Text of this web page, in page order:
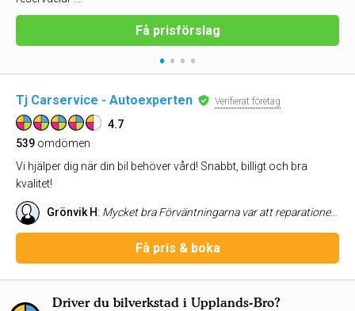
Få prisförslag
• • • •
Tj Carservice - Autoexperten Verifierat företag
4.7
539 omdömen
Vi hjälper dig när din bil behöver vård! Snabbt, billigt och bra
kvalitet!
Grönvik H: Mycket bra Förväntningarna var att reparationen blev bra Lagade min AC Mycket bra utfört
Få pris & boka
Driver du bilverkstad i Upplands-Bro?